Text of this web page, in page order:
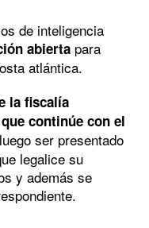
de inteligencia
abierta para
atlántica.
la fiscalía
continúe con el
ser presentado
legalice su
y además se